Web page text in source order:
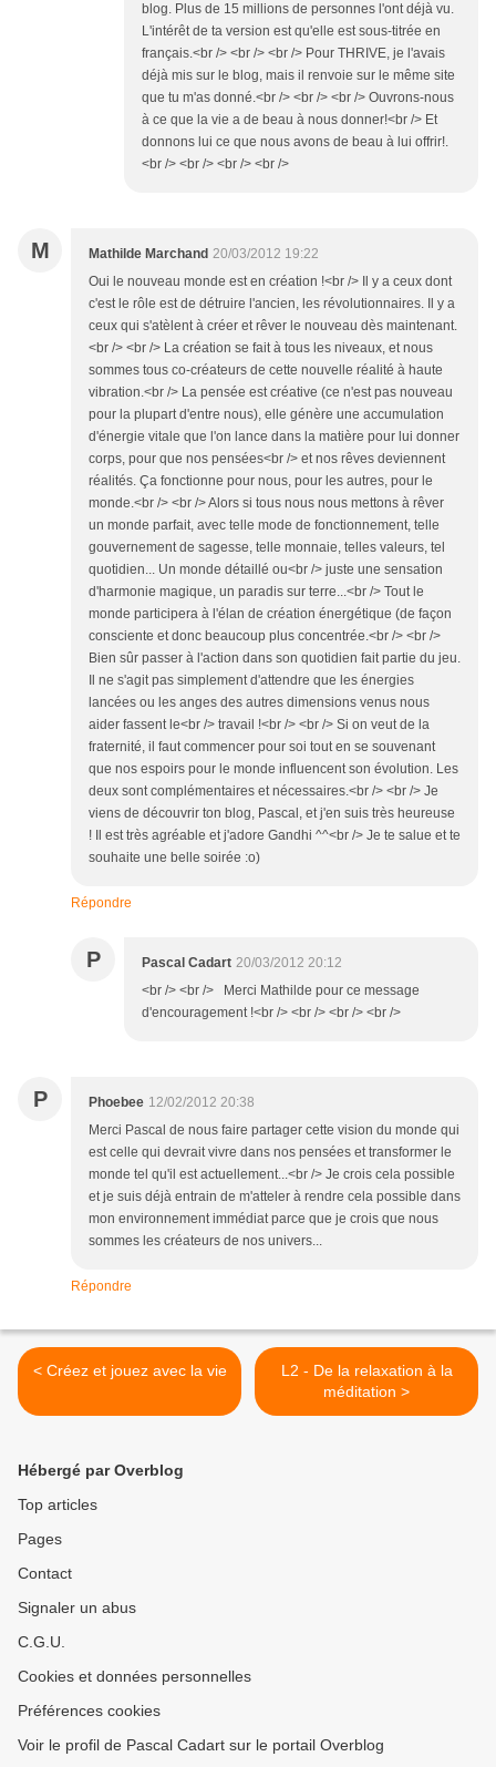
blog. Plus de 15 millions de personnes l'ont déjà vu.
L'intérêt de ta version est qu'elle est sous-titrée en
français.<br /> <br /> <br /> Pour THRIVE, je l'avais
déjà mis sur le blog, mais il renvoie sur le même site
que tu m'as donné.<br /> <br /> <br /> Ouvrons-nous
à ce que la vie a de beau à nous donner!<br /> Et
donnons lui ce que nous avons de beau à lui offrir!.
<br /> <br /> <br /> <br />
M Mathilde Marchand 20/03/2012 19:22
Oui le nouveau monde est en création !<br /> Il y a ceux dont
c'est le rôle est de détruire l'ancien, les révolutionnaires. Il y a
ceux qui s'atèlent à créer et rêver le nouveau dès maintenant.
<br /> <br /> La création se fait à tous les niveaux, et nous
sommes tous co-créateurs de cette nouvelle réalité à haute
vibration.<br /> La pensée est créative (ce n'est pas nouveau
pour la plupart d'entre nous), elle génère une accumulation
d'énergie vitale que l'on lance dans la matière pour lui donner
corps, pour que nos pensées<br /> et nos rêves deviennent
réalités. Ça fonctionne pour nous, pour les autres, pour le
monde.<br /> <br /> Alors si tous nous nous mettons à rêver
un monde parfait, avec telle mode de fonctionnement, telle
gouvernement de sagesse, telle monnaie, telles valeurs, tel
quotidien... Un monde détaillé ou<br /> juste une sensation
d'harmonie magique, un paradis sur terre...<br /> Tout le
monde participera à l'élan de création énergétique (de façon
consciente et donc beaucoup plus concentrée.<br /> <br />
Bien sûr passer à l'action dans son quotidien fait partie du jeu.
Il ne s'agit pas simplement d'attendre que les énergies
lancées ou les anges des autres dimensions venus nous
aider fassent le<br /> travail !<br /> <br /> Si on veut de la
fraternité, il faut commencer pour soi tout en se souvenant
que nos espoirs pour le monde influencent son évolution. Les
deux sont complémentaires et nécessaires.<br /> <br /> Je
viens de découvrir ton blog, Pascal, et j'en suis très heureuse
! Il est très agréable et j'adore Gandhi ^^<br /> Je te salue et te
souhaite une belle soirée :o)
Répondre
P Pascal Cadart 20/03/2012 20:12
<br /> <br /> Merci Mathilde pour ce message
d'encouragement !<br /> <br /> <br /> <br />
P Phoebee 12/02/2012 20:38
Merci Pascal de nous faire partager cette vision du monde qui
est celle qui devrait vivre dans nos pensées et transformer le
monde tel qu'il est actuellement...<br /> Je crois cela possible
et je suis déjà entrain de m'atteler à rendre cela possible dans
mon environnement immédiat parce que je crois que nous
sommes les créateurs de nos univers...
Répondre
< Créez et jouez avec la vie
L2 - De la relaxation à la
méditation >
Hébergé par Overblog
Top articles
Pages
Contact
Signaler un abus
C.G.U.
Cookies et données personnelles
Préférences cookies
Voir le profil de Pascal Cadart sur le portail Overblog